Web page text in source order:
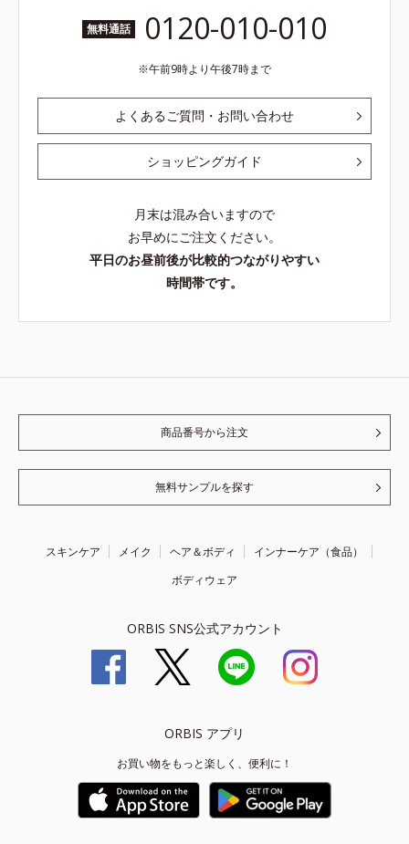
無料通話 0120-010-010
午前9時より午後7時まで
よくあるご質問・お問い合わせ
ショッピングガイド
月末は混み合いますので
お早めにご注文ください。
平日のお昼前後が比較的つながりやすい
時間帯です。
商品番号から注文
無料サンプルを探す
スキンケア メイク ヘア＆ボディ
インナーケア（食品）
ボディウェア
ORBIS SNS公式アカウント
ORBIS アプリ
お買い物をもっと楽しく、便利に！